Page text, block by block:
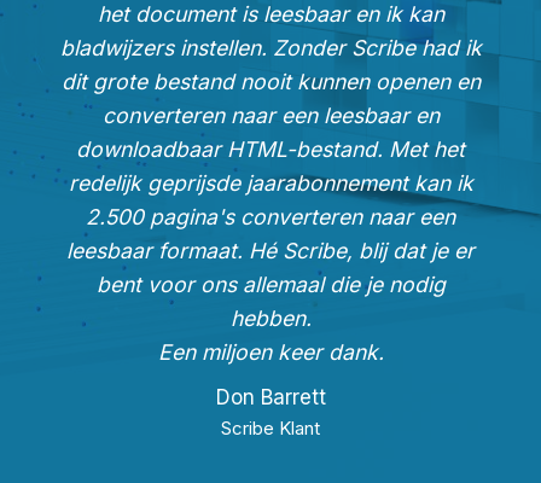
het document is leesbaar en ik kan
bladwijzers instellen. Zonder Scribe had ik
dit grote bestand nooit kunnen openen en
converteren naar een leesbaar en
downloadbaar HTML-bestand. Met het
redelijk geprijsde jaarabonnement kan ik
2.500 pagina's converteren naar een
leesbaar formaat. Hé Scribe, blij dat je er
bent voor ons allemaal die je nodig
hebben.
Een miljoen keer dank.
Don Barrett
Scribe Klant